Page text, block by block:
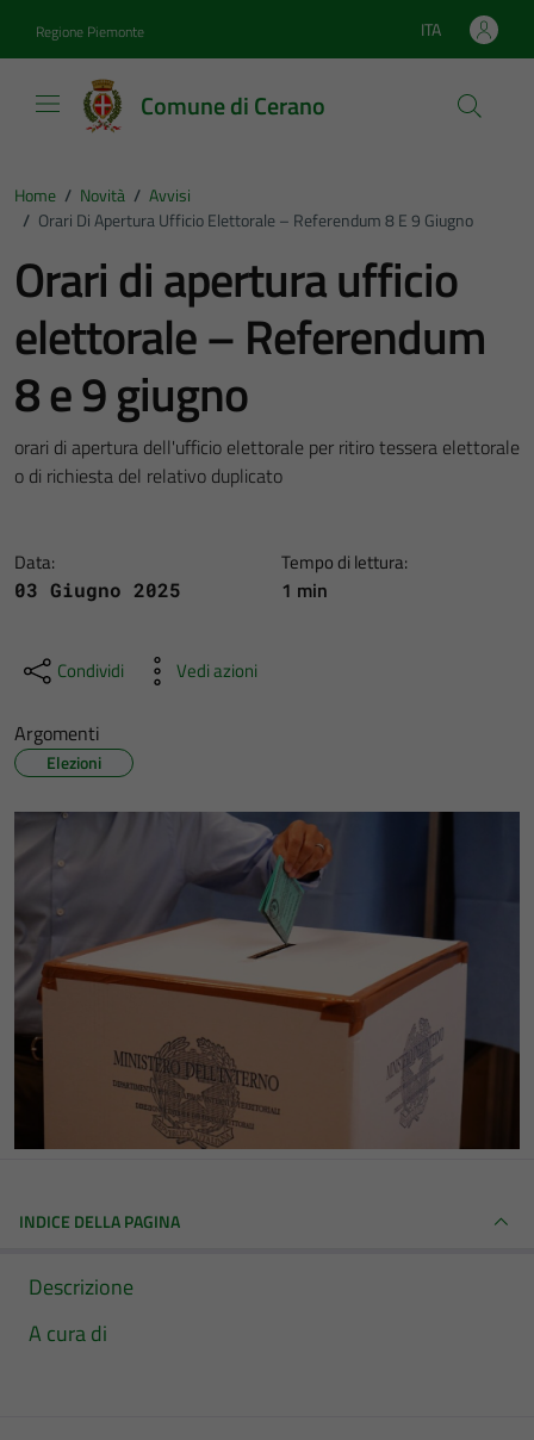
Regione Piemonte Lingua attiva:
ITA
Comune di Cerano
Home / Novità / Avvisi
/ Orari Di Apertura Ufficio Elettorale – Referendum 8 E 9 Giugno
Orari di apertura ufficio
elettorale – Referendum
8 e 9 giugno
orari di apertura dell'ufficio elettorale per ritiro tessera elettorale
o di richiesta del relativo duplicato
Data:
03 Giugno 2025
Tempo di lettura:
1 min
Condividi Vedi azioni
Argomenti
Elezioni
INDICE DELLA PAGINA
Descrizione
A cura di